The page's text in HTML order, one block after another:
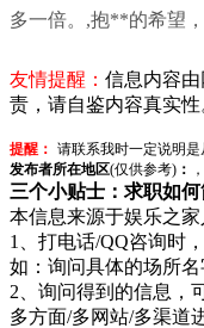
多一倍。,抱**的希望
友情提醒： 信息内容
责，请自鉴内容真实性
提醒： 请联系我时一定说明是
发布者所在地区(仅供参考) ：
三个小贴士：求职如
本信息来源于娱乐之
1、打电话/QQ咨询时
如：询问具体的场所名
2、询问得到的信息，
多方面/多网站/多渠道